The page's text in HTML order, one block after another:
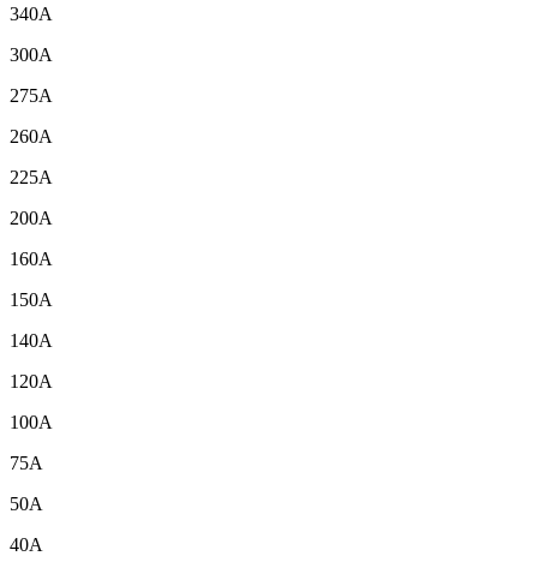
340A
300A
275A
260A
225A
200A
160A
150A
140A
120A
100A
75A
50A
40A